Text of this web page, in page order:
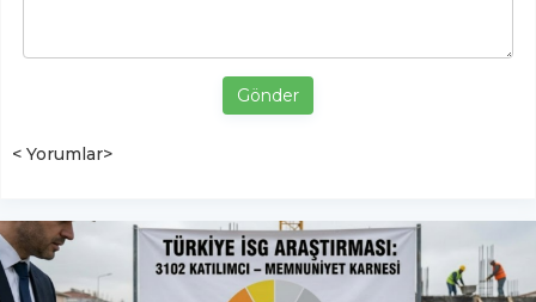
Gönder
< Yorumlar>